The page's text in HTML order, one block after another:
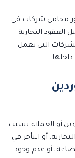
محامي شركات في
العقود التجارية
التي تعمل
أو العملاء بسبب
أو التأخر في
أو عدم وجود